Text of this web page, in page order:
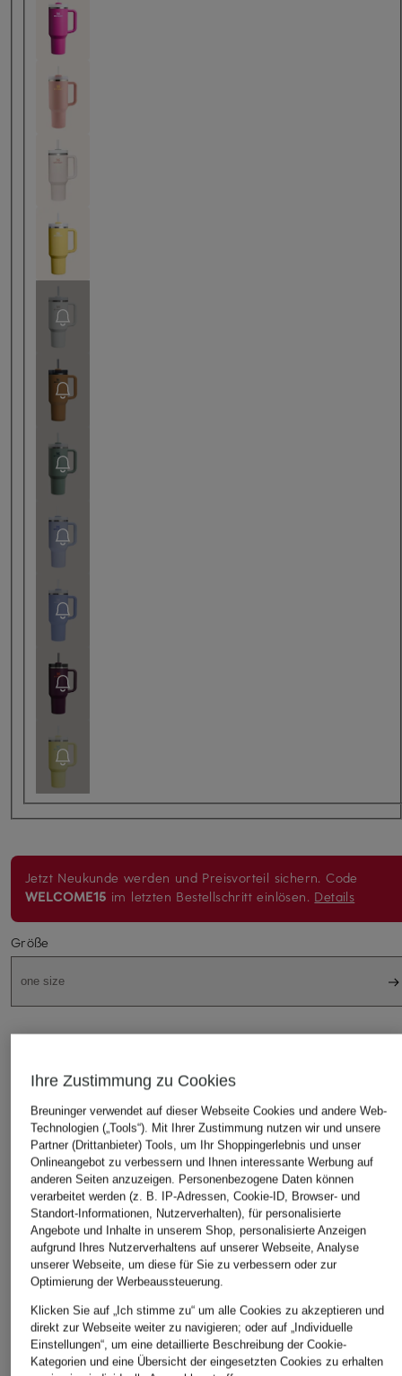
Jetzt Neukunde werden und Preisvorteil sichern. Code
WELCOME15 im letzten Bestellschritt einlösen. Details
Größe
one size
STILVOLLE EMPFEHLUNGEN FÜR SIE
Ihre Zustimmung zu Cookies
Breuninger verwendet auf dieser Webseite Cookies und andere Web-
Technologien („Tools“). Mit Ihrer Zustimmung nutzen wir und unsere
Partner (Drittanbieter) Tools, um Ihr Shoppingerlebnis und unser
Onlineangebot zu verbessern und Ihnen interessante Werbung auf
anderen Seiten anzuzeigen. Personenbezogene Daten können
verarbeitet werden (z. B. IP-Adressen, Cookie-ID, Browser- und
Standort-Informationen, Nutzerverhalten), für personalisierte
Angebote und Inhalte in unserem Shop, personalisierte Anzeigen
aufgrund Ihres Nutzerverhaltens auf unserer Webseite, Analyse
unserer Webseite, um diese für Sie zu verbessern oder zur
Optimierung der Werbeaussteuerung.
Klicken Sie auf „Ich stimme zu“ um alle Cookies zu akzeptieren und
direkt zur Webseite weiter zu navigieren; oder auf „Individuelle
Einstellungen“, um eine detaillierte Beschreibung der Cookie-
Kategorien und eine Übersicht der eingesetzten Cookies zu erhalten